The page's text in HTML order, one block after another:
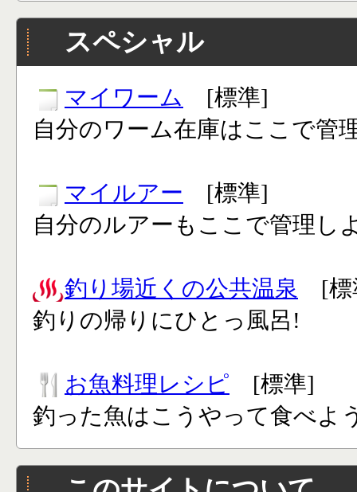
スペシャル
マイワーム
[標準]
自分のワーム在庫はここで管
マイルアー [標準]
自分のルアーもここで管理し
釣り場近くの公共温泉 [標
釣りの帰りにひとっ風呂!
お魚料理レシピ [標準]
釣った魚はこうやって食べよ